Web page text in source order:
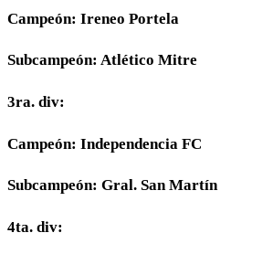
Campeón: Ireneo Portela
Subcampeón: Atlético Mitre
3ra. div:
Campeón: Independencia FC
Subcampeón: Gral. San Martín
4ta. div: